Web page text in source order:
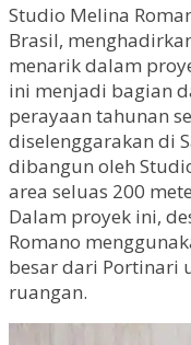
Studio Melina
Brasil,
menarik dalam
ini menjadi bagian
perayaan tahunan
diselenggarakan di
dibangun oleh
area seluas 200
Dalam proyek ini,
Romano
besar dari Portinari
ruangan.